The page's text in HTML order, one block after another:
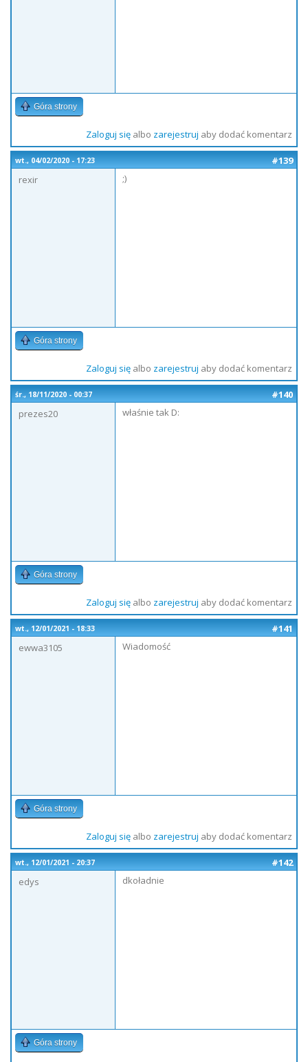
Góra strony
Zaloguj sięalbo zarejestruj aby dodać komentarz
wt., 04/02/2020 - 17:23
#139
rexir
;)
Góra strony
Zaloguj sięalbo zarejestruj aby dodać komentarz
śr., 18/11/2020 - 00:37
#140
prezes20
właśnie tak D:
Góra strony
Zaloguj sięalbo zarejestruj aby dodać komentarz
wt., 12/01/2021 - 18:33
#141
ewwa3105
Wiadomość
Góra strony
Zaloguj sięalbo zarejestruj aby dodać komentarz
wt., 12/01/2021 - 20:37
#142
edys
dkoładnie
Góra strony